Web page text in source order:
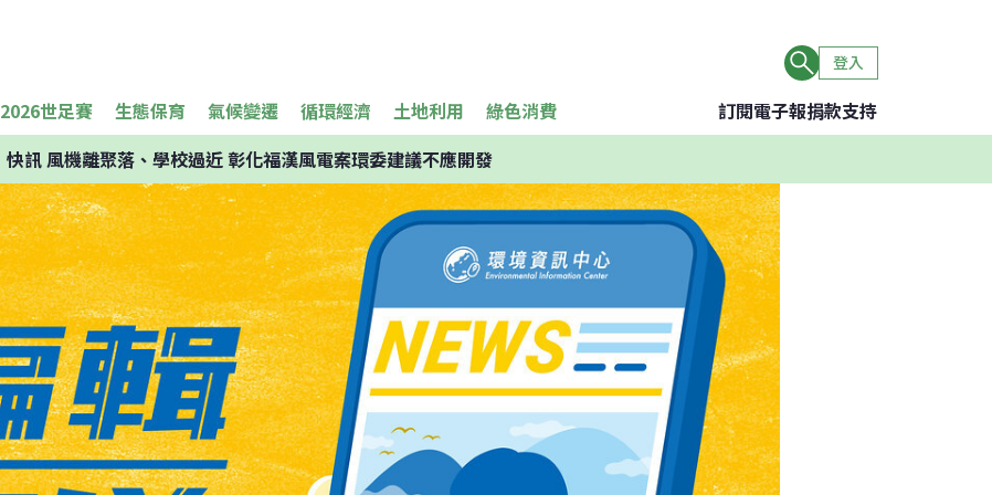
登入
2026世足賽 生態保育 氣候變遷 循環經濟 土地利用 綠色消費 訂閱電子報捐款支持
快訊風機離聚落、學校過近 彰化福漢風電案環委建議不應開發